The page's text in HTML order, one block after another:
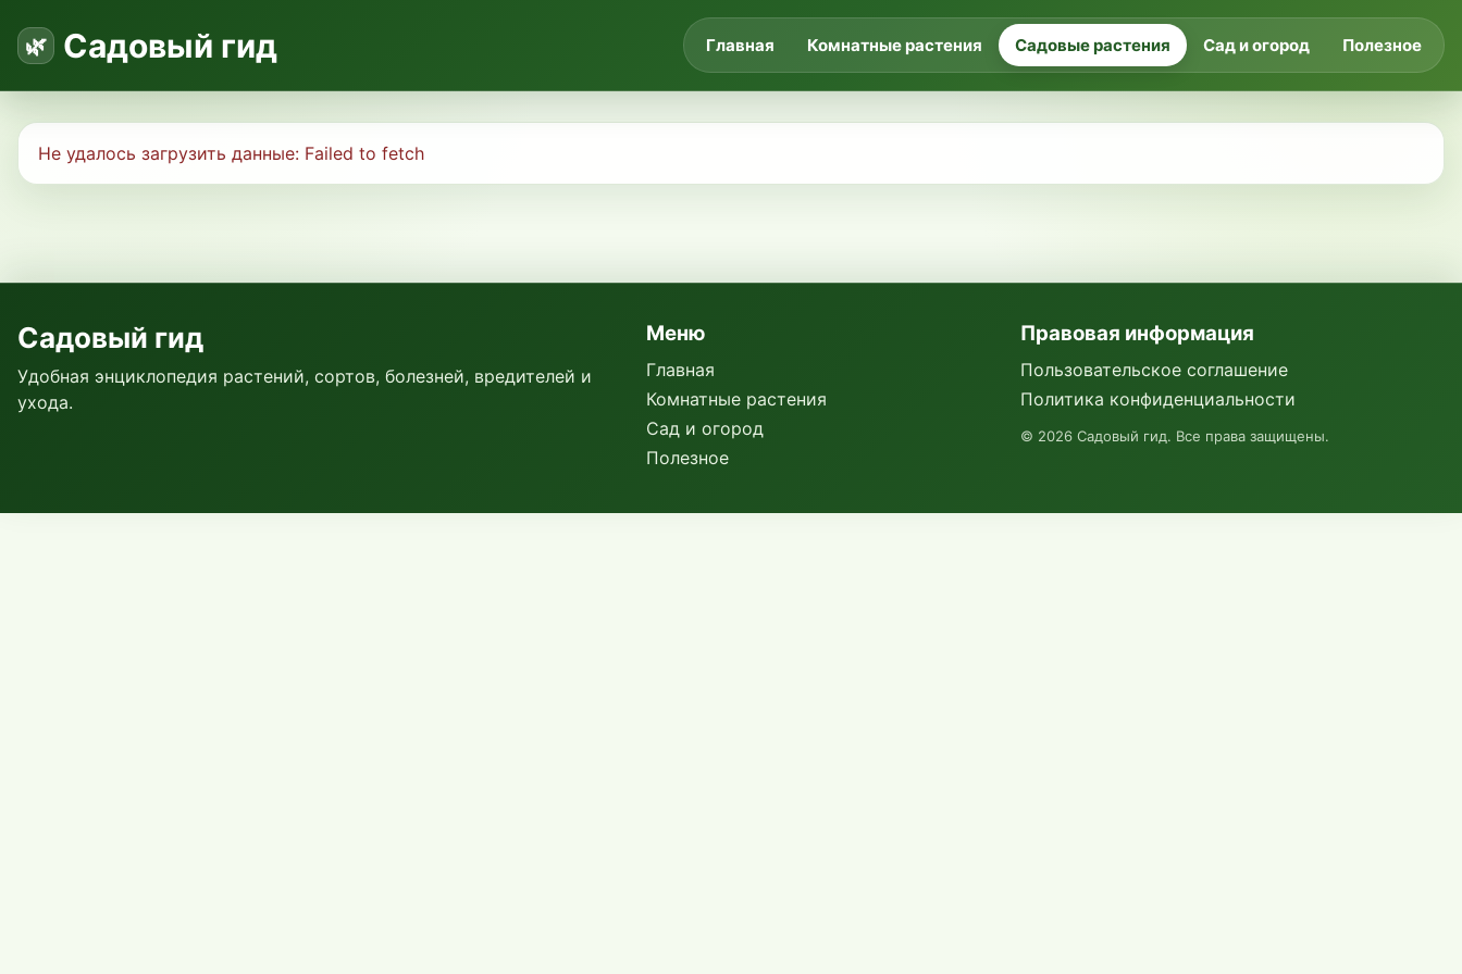
Садовый гид Главная Комнатные растения Садовые растения Сад и огород Полезное
Не удалось загрузить данные: Failed to fetch
Садовый гид
Удобная энциклопедия растений, сортов, болезней, вредителей и
ухода.
Меню
Главная
Комнатные растения
Сад и огород
Полезное
Правовая информация
Пользовательское соглашение
Политика конфиденциальности
© 2026 Садовый гид. Все права защищены.